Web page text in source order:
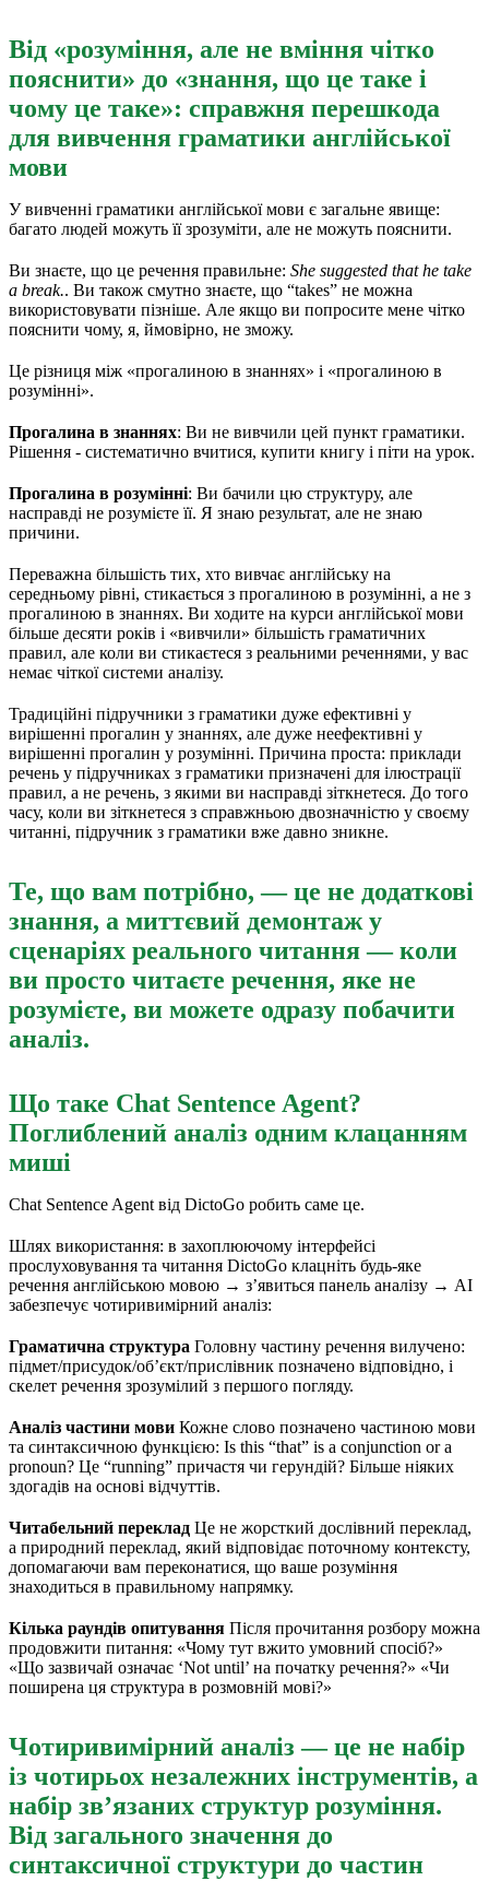
Від «розуміння, але не вміння чітко
пояснити» до «знання, що це таке і
чому це таке»: справжня перешкода
для вивчення граматики англійської
мови
У вивченні граматики англійської мови є загальне явище:
багато людей можуть її зрозуміти, але не можуть пояснити.
Ви знаєте, що це речення правильне: She suggested that he take
a break.. Ви також смутно знаєте, що “takes” не можна
використовувати пізніше. Але якщо ви попросите мене чітко
пояснити чому, я, ймовірно, не зможу.
Це різниця між «прогалиною в знаннях» і «прогалиною в
розумінні».
Прогалина в знаннях: Ви не вивчили цей пункт граматики.
Рішення - систематично вчитися, купити книгу і піти на урок.
Прогалина в розумінні: Ви бачили цю структуру, але
насправді не розумієте її. Я знаю результат, але не знаю
причини.
Переважна більшість тих, хто вивчає англійську на
середньому рівні, стикається з прогалиною в розумінні, а не з
прогалиною в знаннях. Ви ходите на курси англійської мови
більше десяти років і «вивчили» більшість граматичних
правил, але коли ви стикаєтеся з реальними реченнями, у вас
немає чіткої системи аналізу.
Традиційні підручники з граматики дуже ефективні у
вирішенні прогалин у знаннях, але дуже неефективні у
вирішенні прогалин у розумінні. Причина проста: приклади
речень у підручниках з граматики призначені для ілюстрації
правил, а не речень, з якими ви насправді зіткнетеся. До того
часу, коли ви зіткнетеся з справжньою двозначністю у своєму
читанні, підручник з граматики вже давно зникне.
Те, що вам потрібно, — це не додаткові
знання, а миттєвий демонтаж у
сценаріях реального читання — коли
ви просто читаєте речення, яке не
розумієте, ви можете одразу побачити
аналіз.
Що таке Chat Sentence Agent?
Поглиблений аналіз одним клацанням
миші
Chat Sentence Agent від DictoGo робить саме це.
Шлях використання: в захоплюючому інтерфейсі
прослуховування та читання DictoGo клацніть будь-яке
речення англійською мовою → з’явиться панель аналізу → AI
забезпечує чотиривимірний аналіз:
Граматична структура Головну частину речення вилучено:
підмет/присудок/об’єкт/прислівник позначено відповідно, і
скелет речення зрозумілий з першого погляду.
Аналіз частини мови Кожне слово позначено частиною мови
та синтаксичною функцією: Is this “that” is a conjunction or a
pronoun? Це “running” причастя чи герундій? Більше ніяких
здогадів на основі відчуттів.
Читабельний переклад Це не жорсткий дослівний переклад,
а природний переклад, який відповідає поточному контексту,
допомагаючи вам переконатися, що ваше розуміння
знаходиться в правильному напрямку.
Кілька раундів опитування Після прочитання розбору можна
продовжити питання: «Чому тут вжито умовний спосіб?»
«Що зазвичай означає ‘Not until’ на початку речення?» «Чи
поширена ця структура в розмовній мові?»
Чотиривимірний аналіз — це не набір
із чотирьох незалежних інструментів, а
набір зв’язаних структур розуміння.
Від загального значення до
синтаксичної структури до частин